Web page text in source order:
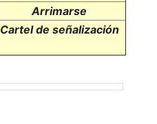
Arrimarse
Cartel de señalización